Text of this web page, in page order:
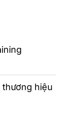
thương hiệu